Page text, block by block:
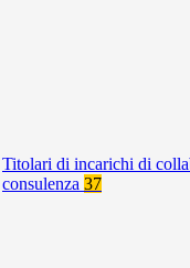
Titolari di incarichi di
consulenza 37